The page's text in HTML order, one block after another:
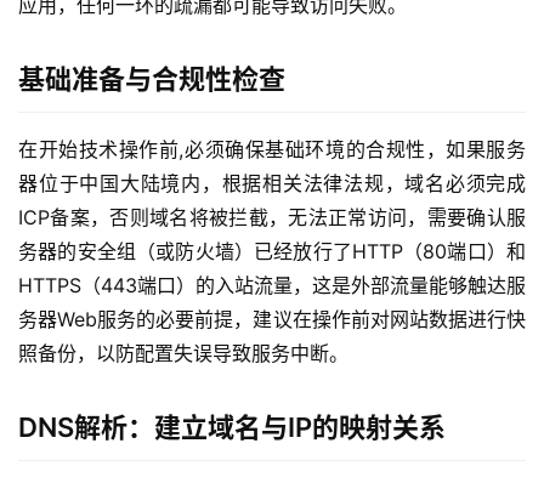
基础准备与合规性检查
在开始技术操作前,必须确保基础环境的合规性，如果服务
器位于中国大陆境内，根据相关法律法规，域名必须完成
ICP备案，否则域名将被拦截，无法正常访问，需要确认服
务器的安全组（或防火墙）已经放行了HTTP（80端口）和
HTTPS（443端口）的入站流量，这是外部流量能够触达服
务器Web服务的必要前提，建议在操作前对网站数据进行快
照备份，以防配置失误导致服务中断。
DNS解析：建立域名与IP的映射关系